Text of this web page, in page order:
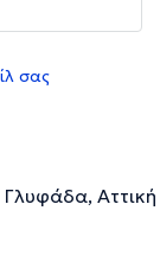
σας
Αττική